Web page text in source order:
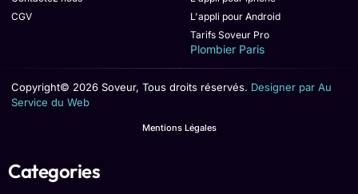
CGV
L'appli pour Android
Tarifs Soveur Pro
Plombier Paris
Copyright© 2026 Soveur, Tous droits réservés. Designer par Au
Service du Web
Mentions Légales
Categories